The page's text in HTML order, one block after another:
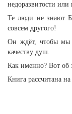
недоразвитости
Те люди не знают
совсем другого!
Он ждёт, чтобы мы
качеству душ.
Как именно? Вот об
Книга рассчитана